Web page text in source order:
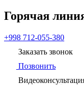
Горячая
+998 712-055-380
Заказать звонок
Позвонить